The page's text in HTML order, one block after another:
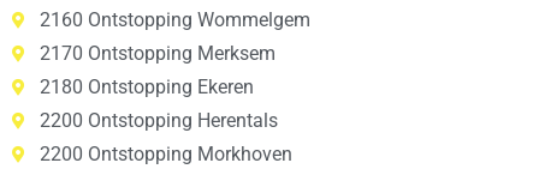
2160 Ontstopping Wommelgem
2170 Ontstopping Merksem
2180 Ontstopping Ekeren
2200 Ontstopping Herentals
2200 Ontstopping Morkhoven